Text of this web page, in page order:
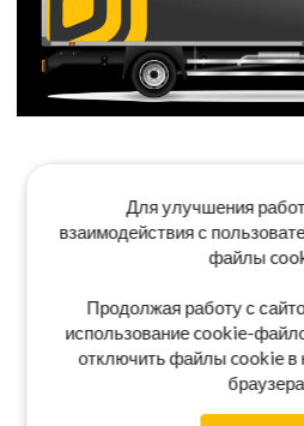
Для улучшения
взаимодействия с
файлы
Продолжая работу с
использование cookie-
отключить файлы cookie в